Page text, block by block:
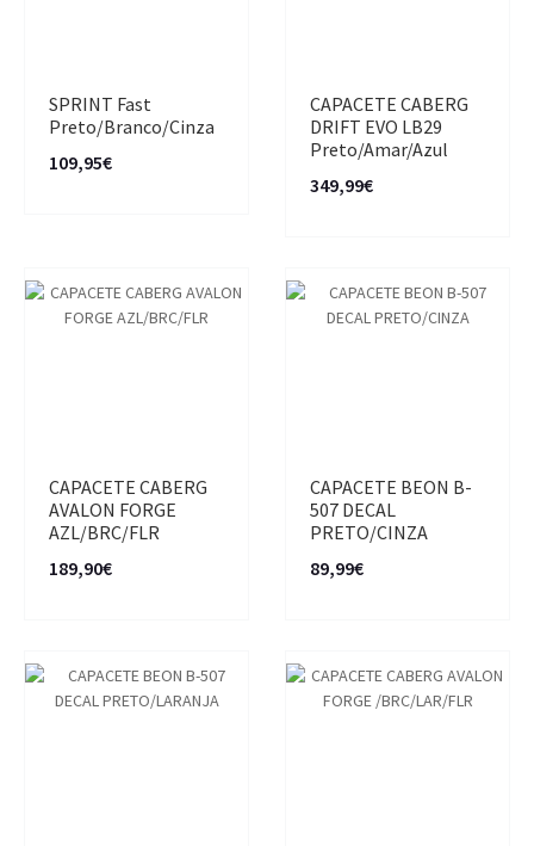
SPRINT Fast
Preto/Branco/Cinza
109,95€
CAPACETE CABERG
DRIFT EVO LB29
Preto/Amar/Azul
349,99€
CAPACETE CABERG
AVALON FORGE
AZL/BRC/FLR
189,90€
CAPACETE BEON B-
507 DECAL
PRETO/CINZA
89,99€